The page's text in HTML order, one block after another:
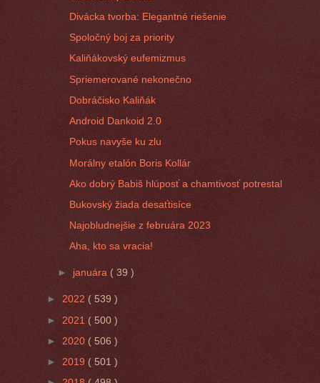
Divácka tvorba: Elegantné riešenie
Spoločný boj za priority
Kaliňákovský eufemizmus
Spriemerované nekonečno
Dobráčisko Kaliňák
Android Dankoid 2.0
Pokus navyše ku zlu
Morálny etalón Boris Kollár
Ako dobrý Babiš hlúposť a chamtivosť potrestal
Bukovský žiada desaťtisíce
Najobludnejšie z februára 2023
Aha, kto sa vracia!
► januára ( 39 )
► 2022 ( 539 )
► 2021 ( 500 )
► 2020 ( 506 )
► 2019 ( 501 )